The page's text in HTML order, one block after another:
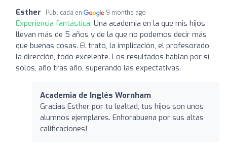
Esther Publicada en 9 months ago
Experiencia fantástica: Una academia en la que mis hijos
llevan más de 5 años y de la que no podemos decir más
que buenas cosas. El trato, la implicación, el profesorado,
la dirección, todo excelente. Los resultados hablan por sí
sólos, año tras año, superando las expectativas.
Academia de Inglés Wornham
Gracias Esther por tu lealtad, tus hijos son unos
alumnos ejemplares. Enhorabuena por sus altas
calificaciones!